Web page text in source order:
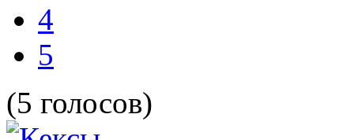
4
5
(5 голосов)